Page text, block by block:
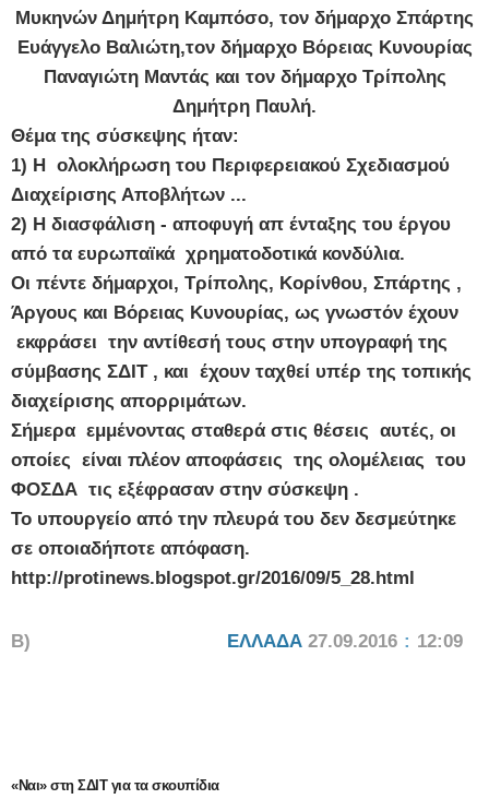
Μυκηνών Δημήτρη Καμπόσο, τον δήμαρχο Σπάρτης
Ευάγγελο Βαλιώτη,τον δήμαρχο Βόρειας Κυνουρίας
Παναγιώτη Μαντάς και τον δήμαρχο Τρίπολης
Δημήτρη Παυλή.
Θέμα της σύσκεψης ήταν:
1) Η ολοκλήρωση του Περιφερειακού Σχεδιασμού
Διαχείρισης Αποβλήτων ...
2) Η διασφάλιση - αποφυγή απ ένταξης του έργου
από τα ευρωπαϊκά χρηματοδοτικά κονδύλια.
Οι πέντε δήμαρχοι, Τρίπολης, Κορίνθου, Σπάρτης ,
Άργους και Βόρειας Κυνουρίας, ως γνωστόν έχουν
εκφράσει την αντίθεσή τους στην υπογραφή της
σύμβασης ΣΔΙΤ , και έχουν ταχθεί υπέρ της τοπικής
διαχείρισης απορριμάτων.
Σήμερα εμμένοντας σταθερά στις θέσεις αυτές, οι
οποίες είναι πλέον αποφάσεις της ολομέλειας του
ΦΟΣΔΑ τις εξέφρασαν στην σύσκεψη .
Το υπουργείο από την πλευρά του δεν δεσμεύτηκε
σε οποιαδήποτε απόφαση.
http://protinews.blogspot.gr/2016/09/5_28.html
Β) ΕΛΛΑΔΑ 27.09.2016 : 12:09
«Ναι» στη ΣΔΙΤ για τα σκουπίδια